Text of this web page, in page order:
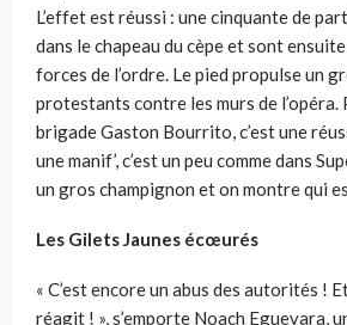
L’effet est réussi : une cinquante de
dans le chapeau du cèpe et sont
forces de l’ordre. Le pied propulse un
protestants contre les murs de l’opéra.
brigade Gaston Bourrito, c’est une
une manif’, c’est un peu comme dans
un gros champignon et on montre qui
Les Gilets Jaunes écœurés
« C’est encore un abus des autorités !
réagit ! », s’emporte Noach Eguevara,